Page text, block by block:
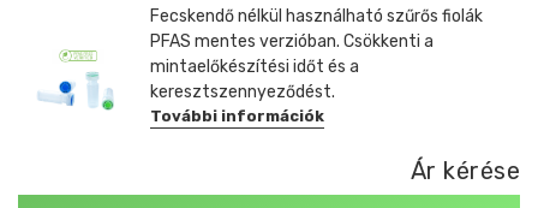
Fecskendő nélkül használható szűrős fiolák
PFAS mentes verzióban. Csökkenti a
mintaelőkészítési időt és a
keresztszennyeződést.
További információk
Ár kérése